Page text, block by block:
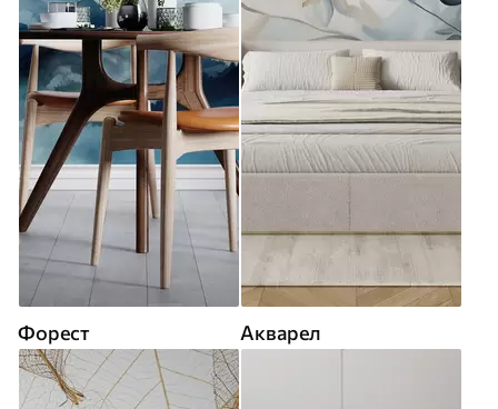
Форест Акварел